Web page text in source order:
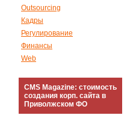
Outsourcing
Кадры
Регулирование
Финансы
Web
CMS Magazine: стоимость
создания корп. сайта в
Приволжском ФО